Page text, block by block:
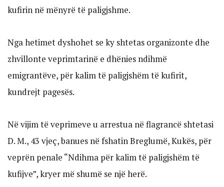
kufirin në mënyrë të paligjshme.
Nga hetimet dyshohet se ky shtetas organizonte dhe
zhvillonte veprimtarinë e dhënies ndihmë
emigrantëve, për kalim të paligjshëm të kufirit,
kundrejt pagesës.
Në vijim të veprimeve u arrestua në flagrancë shtetasi
D. M., 43 vjeç, banues në fshatin Breglumë, Kukës, për
veprën penale “Ndihma për kalim të paligjshëm të
kufijve”, kryer më shumë se një herë.